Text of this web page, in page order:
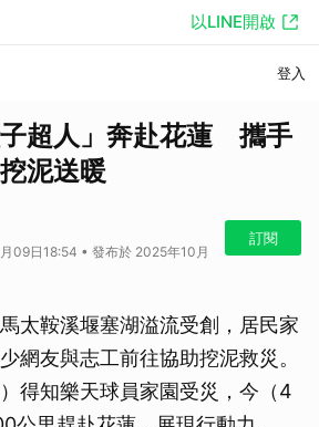
以LINE開啟
登入
超人」奔赴花蓮 攜手
泥送暖
09日18:54 • 發布於 2025年10月
訂閱
太鞍溪堰塞湖溢流受創，居民家
網友與志工前往協助挖泥救災。
得知樂天球員家園受災，今（4